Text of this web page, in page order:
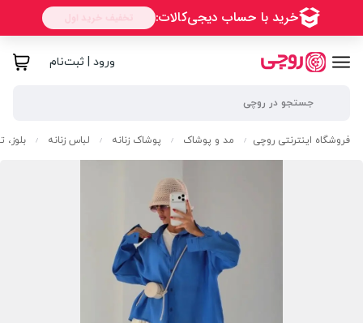
ورود | ثبت‌نام
فروشگاه اینترنتی روچی / مد و پوشاک / پوشاک زنانه / لباس زنانه /